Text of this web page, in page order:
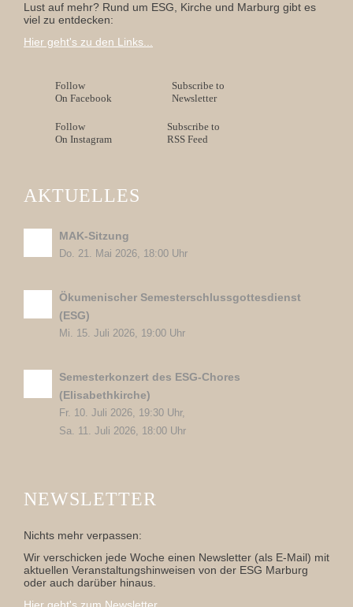
Lust auf mehr? Rund um ESG, Kirche und Marburg gibt es
viel zu entdecken:
Hier geht's zu den Links...
Follow
On Facebook
Subscribe to
Newsletter
Follow
On Instagram
Subscribe to
RSS Feed
AKTUELLES
MAK-Sitzung
Do. 21. Mai 2026, 18:00 Uhr
Ökumenischer Semesterschlussgottesdienst
(ESG)
Mi. 15. Juli 2026, 19:00 Uhr
Semesterkonzert des ESG-Chores
(Elisabethkirche)
Fr. 10. Juli 2026, 19:30 Uhr,
Sa. 11. Juli 2026, 18:00 Uhr
NEWSLETTER
Nichts mehr verpassen:
Wir verschicken jede Woche einen Newsletter (als E-Mail) mit
aktuellen Veranstaltungshinweisen von der ESG Marburg
oder auch darüber hinaus.
Hier geht's zum Newsletter...